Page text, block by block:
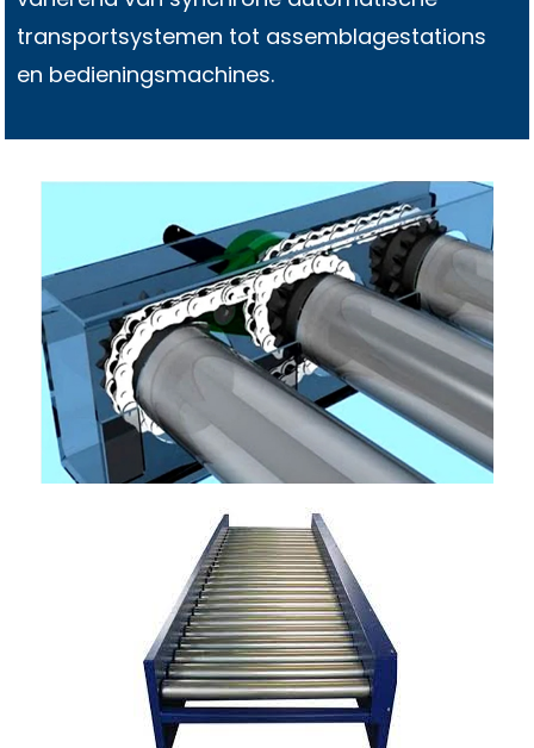
transportsystemen tot assemblagestations
en bedieningsmachines.